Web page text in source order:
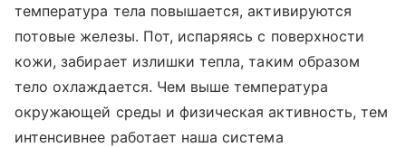
температура тела повышается, активируются
потовые железы. Пот, испаряясь с поверхности
кожи, забирает излишки тепла, таким образом
тело охлаждается. Чем выше температура
окружающей среды и физическая активность, тем
интенсивнее работает наша система